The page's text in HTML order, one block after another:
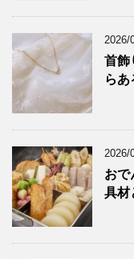
2026/
首飾
らあ
2026/
おで
具材